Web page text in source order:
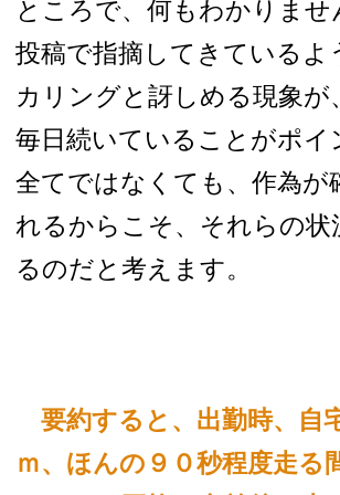
ところで、何もわかりませ
投稿で指摘してきているよ
カリングと訝しめる現象
毎日続いていることがポイ
全てではなくても、作為が
れるからこそ、それらの状
るのだと考えます。
要約すると、出勤時、自
ｍ、ほんの９０秒程度走る